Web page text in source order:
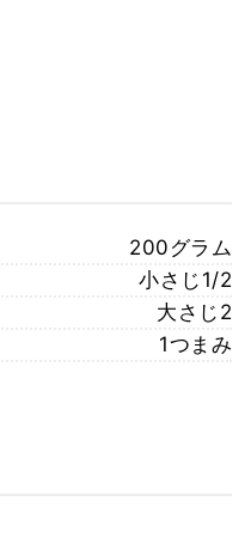
200グラム
小さじ1/2
大さじ2
1つまみ